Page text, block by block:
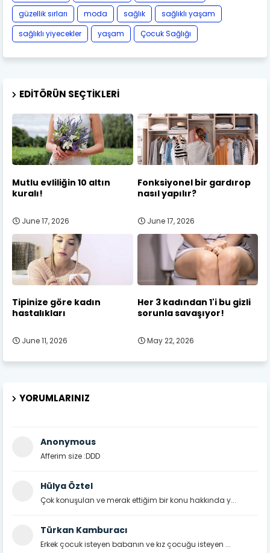
güzellik sırları
moda sağlık
sağlıklı yaşam
sağlıklı yiyecekler
yaşam Çocuk Sağlığı
EDITÖRÜN SEÇTIKLERI
Mutlu evliliğin 10 altın
kuralı!
June 17, 2026
Fonksiyonel bir gardırop
nasıl yapılır?
June 17, 2026
Tipinize göre kadın
hastalıkları
June 11, 2026
Her 3 kadından 1'i bu gizli
sorunla savaşıyor!
May 22, 2026
YORUMLARINIZ
Anonymous
Afferim size :DDD
Hülya Öztel
Çok konuşulan ve merak ettiğim bir konu hakkında y...
Türkan Kamburacı
Erkek çocuk isteyen babanın ve kız çocuğu isteyen ...